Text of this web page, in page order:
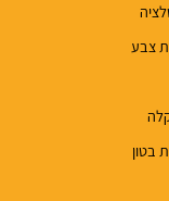
צבע
בטון